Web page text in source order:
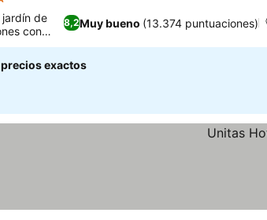
8,2Muy bueno (13.374 puntuaciones)
de
con
exactos